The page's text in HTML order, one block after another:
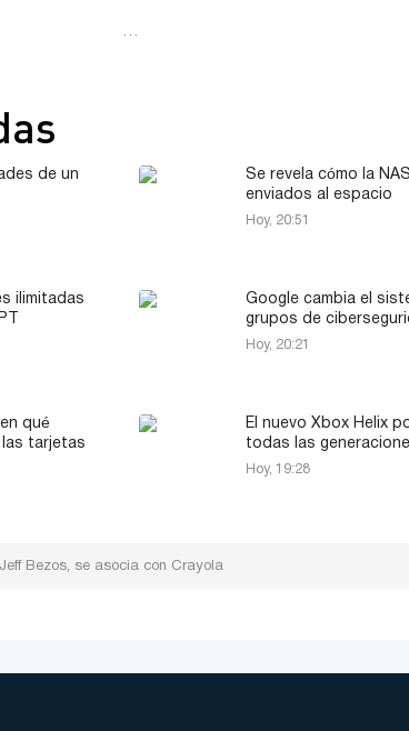
…
de un
Se revela cómo la
enviados al espacio
Hoy, 20:51
ilimitadas
Google cambia el
grupos de
Hoy, 20:21
qué
tarjetas
El nuevo Xbox Helix
todas las
Hoy, 19:28
Bezos, se asocia con Crayola